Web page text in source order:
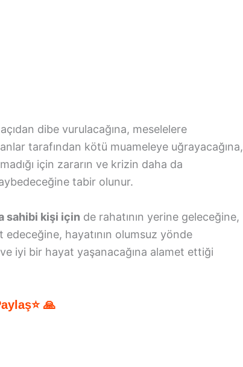
dibe vurulacağına, meselelere
tarafından kötü muameleye uğrayacağına,
için zararın ve krizin daha da
tabir olunur.
sahibi kişi için de rahatının yerine geleceğine,
hayatının olumsuz yönde
iyi bir hayat yaşanacağına alamet ettiği
🙏